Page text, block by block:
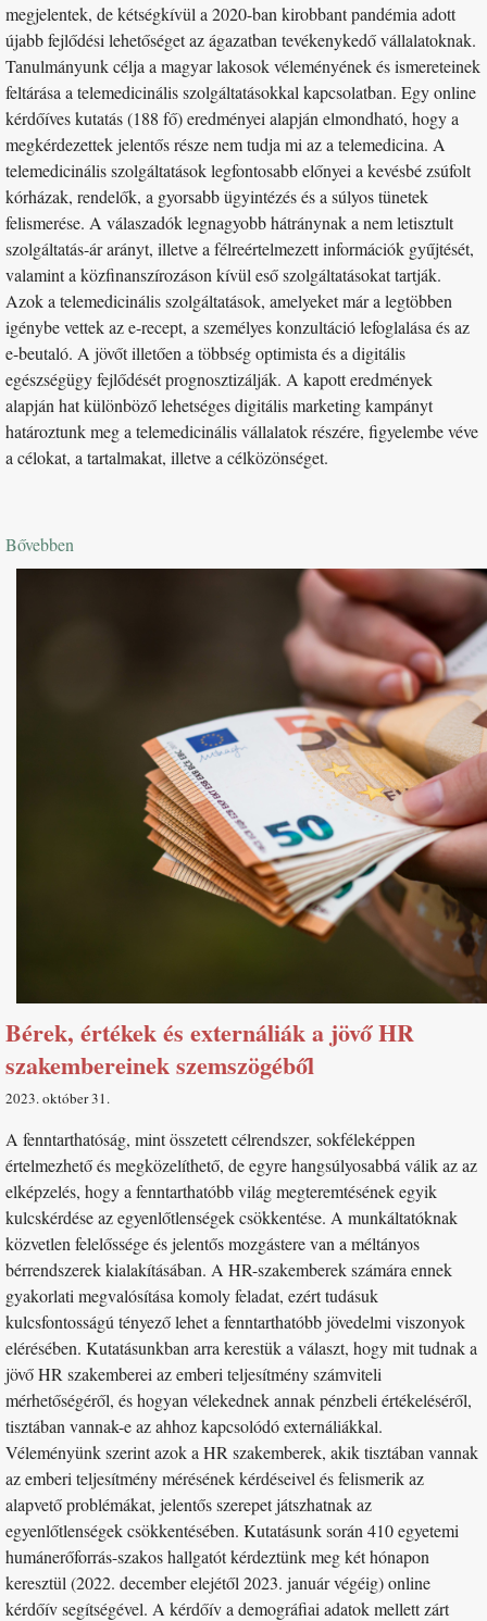
megjelentek, de kétségkívül a 2020-ban kirobbant pandémia adott
újabb fejlődési lehetőséget az ágazatban tevékenykedő vállalatoknak.
Tanulmányunk célja a magyar lakosok véleményének és ismereteinek
feltárása a telemedicinális szolgáltatásokkal kapcsolatban. Egy online
kérdőíves kutatás (188 fő) eredményei alapján elmondható, hogy a
megkérdezettek jelentős része nem tudja mi az a telemedicina. A
telemedicinális szolgáltatások legfontosabb előnyei a kevésbé zsúfolt
kórházak, rendelők, a gyorsabb ügyintézés és a súlyos tünetek
felismerése. A válaszadók legnagyobb hátránynak a nem letisztult
szolgáltatás-ár arányt, illetve a félreértelmezett információk gyűjtését,
valamint a közfinanszírozáson kívül eső szolgáltatásokat tartják.
Azok a telemedicinális szolgáltatások, amelyeket már a legtöbben
igénybe vettek az e-recept, a személyes konzultáció lefoglalása és az
e-beutaló. A jövőt illetően a többség optimista és a digitális
egészségügy fejlődését prognosztizálják. A kapott eredmények
alapján hat különböző lehetséges digitális marketing kampányt
határoztunk meg a telemedicinális vállalatok részére, figyelembe véve
a célokat, a tartalmakat, illetve a célközönséget.
Bővebben
Bérek, értékek és externáliák a jövő HR
szakembereinek szemszögéből
2023. október 31
A fenntarthatóság, mint összetett célrendszer, sokféleképpen
értelmezhető és megközelíthető, de egyre hangsúlyosabbá válik az az
elképzelés, hogy a fenntarthatóbb világ megteremtésének egyik
kulcskérdése az egyenlőtlenségek csökkentése. A munkáltatóknak
közvetlen felelőssége és jelentős mozgástere van a méltányos
bérrendszerek kialakításában. A HR-szakemberek számára ennek
gyakorlati megvalósítása komoly feladat, ezért tudásuk
kulcsfontosságú tényező lehet a fenntarthatóbb jövedelmi viszonyok
elérésében. Kutatásunkban arra kerestük a választ, hogy mit tudnak a
jövő HR szakemberei az emberi teljesítmény számviteli
mérhetőségéről, és hogyan vélekednek annak pénzbeli értékeléséről,
tisztában vannak-e az ahhoz kapcsolódó externáliákkal.
Véleményünk szerint azok a HR szakemberek, akik tisztában vannak
az emberi teljesítmény mérésének kérdéseivel és felismerik az
alapvető problémákat, jelentős szerepet játszhatnak az
egyenlőtlenségek csökkentésében. Kutatásunk során 410 egyetemi
humánerőforrás-szakos hallgatót kérdeztünk meg két hónapon
keresztül (2022. december elejétől 2023. január végéig) online
kérdőív segítségével. A kérdőív a demográfiai adatok mellett zárt